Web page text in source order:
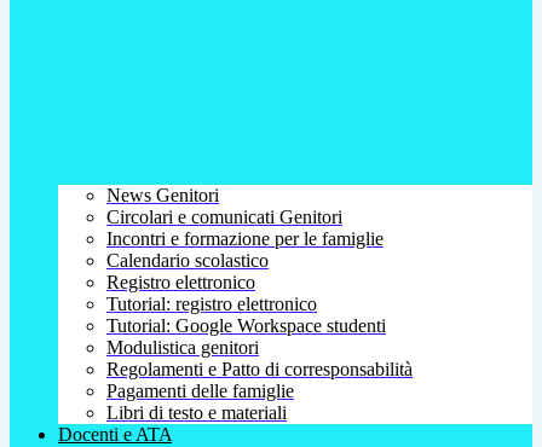
News Genitori
Circolari e comunicati Genitori
Incontri e formazione per le famiglie
Calendario scolastico
Registro elettronico
Tutorial: registro elettronico
Tutorial: Google Workspace studenti
Modulistica genitori
Regolamenti e Patto di corresponsabilità
Pagamenti delle famiglie
Libri di testo e materiali
Docenti e ATA